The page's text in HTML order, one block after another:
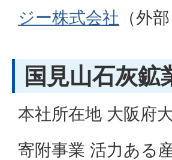
ジー株式会社 （外
国見山石灰鉱
本社所在地 大阪府
寄附事業 活力ある